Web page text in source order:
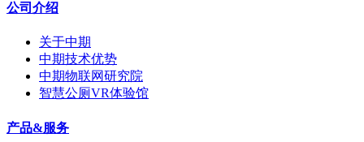
公司介绍
关于中期
中期技术优势
中期物联网研究院
智慧公厕VR体验馆
产品&服务